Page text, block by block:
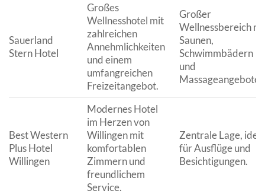
Sauerland
Stern Hotel
Großes
Wellnesshotel mit
zahlreichen
Annehmlichkeiten
und einem
umfangreichen
Freizeitangebot.
Großer
Wellnessbereich
Saunen,
Schwimmbädern
und
Best Western
Plus Hotel
Willingen
Modernes Hotel
im Herzen von
Willingen mit
komfortablen
Zimmern und
freundlichem
Service.
Zentrale Lage, ideal
für Ausflüge und
Besichtigungen.